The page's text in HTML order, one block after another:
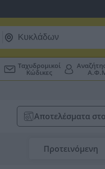
Ταχυδρομικοί
Κώδικες
Αποτελέσματα
Προτεινόμενη